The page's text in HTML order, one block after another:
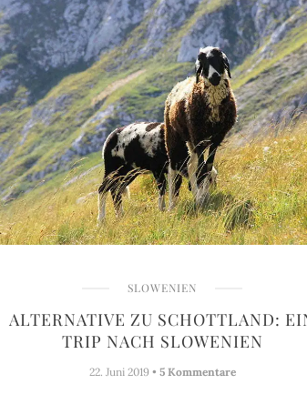
SLOWENIEN
ALTERNATIVE ZU SCHOTTLAND:
TRIP NACH SLOWENIEN
22. Juni 2019 • 5 Kommentare